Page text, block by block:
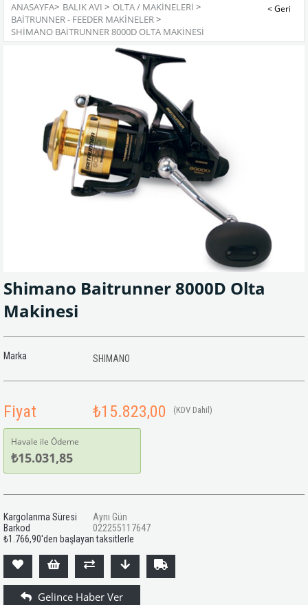
ANASAYFA> BALIK AVI > OLTA / MAKINELERI >
BAITRUNNER - FEEDER MAKINELER>
SHIMANO BAITRUNNER 8000D OLTA MAKINESI
Shimano Baitrunner 8000D Olta
Makinesi
Marka SHIMANO
Fiyat ₺15.823,00 (KDV Dahil)
Havale ile Ödeme
₺15.031,85
Kargolanma Süresi
Aynı Gün
Barkod
022255117647
₺1.766,90'den başlayan taksitlerle